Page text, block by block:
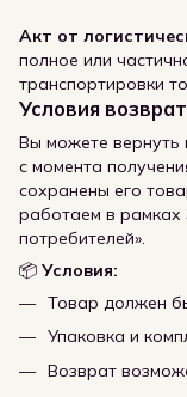
Акт от
полное или
транспортировки
Условия
Вы можете вернуть
с момента
сохранены его
работаем в рамках
потребителей».
📦 Условия:
Товар должен
Упаковка и
Возврат